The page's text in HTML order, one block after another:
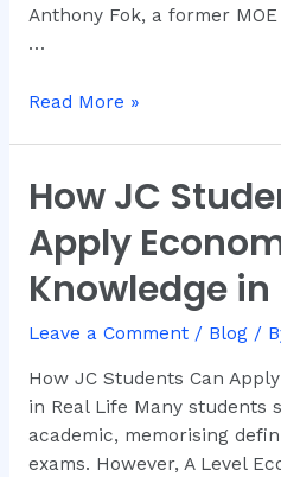
Anthony Fok, a former
…
Read More »
How JC
Apply
Knowledge in
Leave a Comment / Blog/
How JC Students Can
in Real Life Many students
academic, memorising
exams. However, A Level
How
JC
Students
Can
Apply
Economics
in
Real
Life